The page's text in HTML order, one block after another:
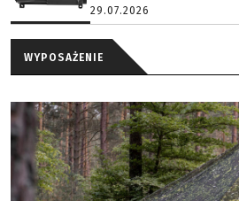
29.07.2026
WYPOSAŻENIE